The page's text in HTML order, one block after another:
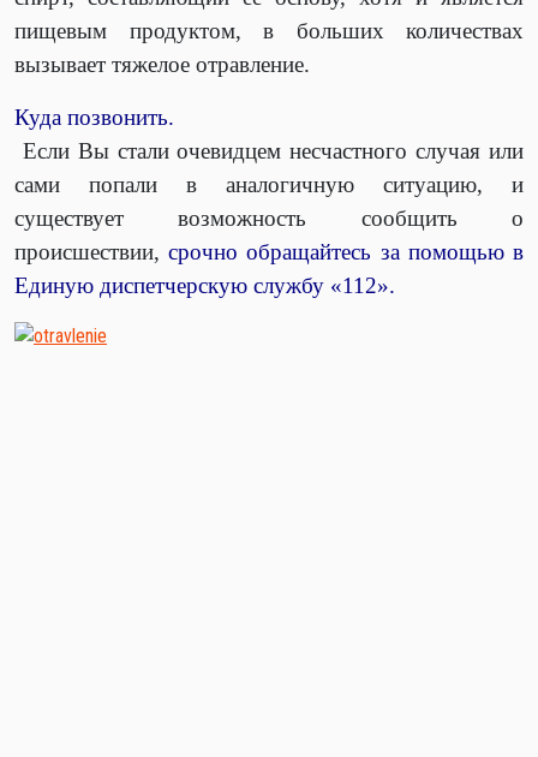
пищевым продуктом, в больших количествах
вызывает тяжелое отравление.
Куда позвонить.
Если Вы стали очевидцем несчастного случая или
сами попали в аналогичную ситуацию, и
существует возможность сообщить о
происшествии,срочно обращайтесь за помощью в
Единую диспетчерскую службу «112».